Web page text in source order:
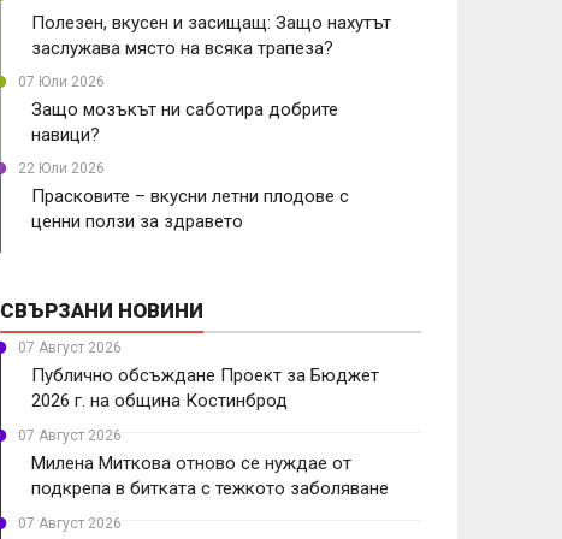
Полезен, вкусен и засищащ: Защо нахутът
заслужава място на всяка трапеза?
07 Юли 2026
Защо мозъкът ни саботира добрите
навици?
22 Юли 2026
Прасковите – вкусни летни плодове с
ценни ползи за здравето
СВЪРЗАНИ НОВИНИ
07 Август 2026
Публично обсъждане Проект за Бюджет
2026 г. на община Костинброд
07 Август 2026
Милена Миткова отново се нуждае от
подкрепа в битката с тежкото заболяване
07 Август 2026